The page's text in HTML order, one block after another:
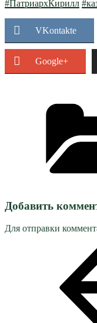
#ПатриархКирилл
VKontakte
Google+
Добавить
Для отправки